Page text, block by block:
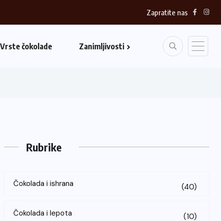
Zapratite nas
Vrste čokolade Zanimljivosti
Rubrike
Čokolada i ishrana (40)
Čokolada i lepota (10)